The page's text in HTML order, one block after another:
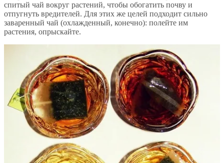
спитый чай вокруг растений, чтобы обогатить почву и
отпугнуть вредителей. Для этих же целей подходит сильно
заваренный чай (охлажденный, конечно): полейте им
растения, опрыскайте.